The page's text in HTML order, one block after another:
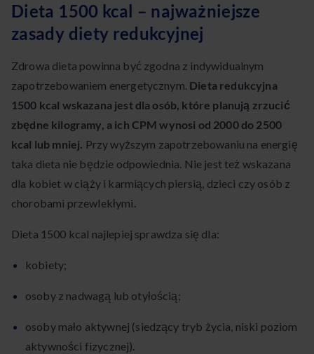
Dieta 1500 kcal – najważniejsze
zasady diety redukcyjnej
Zdrowa dieta powinna być zgodna z indywidualnym
zapotrzebowaniem energetycznym. Dieta redukcyjna
1500 kcal wskazana jest dla osób, które planują zrzucić
zbędne kilogramy, a ich CPM wynosi od 2000 do 2500
kcal lub mniej. Przy wyższym zapotrzebowaniu na energię
taka dieta nie będzie odpowiednia. Nie jest też wskazana
dla kobiet w ciąży i karmiących piersią, dzieci czy osób z
chorobami przewlekłymi.
Dieta 1500 kcal najlepiej sprawdza się dla:
kobiety;
osoby z nadwagą lub otyłością;
osoby mało aktywnej (siedzący tryb życia, niski poziom
aktywności fizycznej).